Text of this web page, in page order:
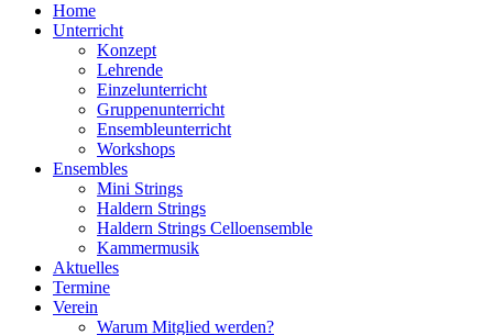
Home
Unterricht
Konzept
Lehrende
Einzelunterricht
Gruppenunterricht
Ensembleunterricht
Workshops
Ensembles
Mini Strings
Haldern Strings
Haldern Strings Celloensemble
Kammermusik
Aktuelles
Termine
Verein
Warum Mitglied werden?